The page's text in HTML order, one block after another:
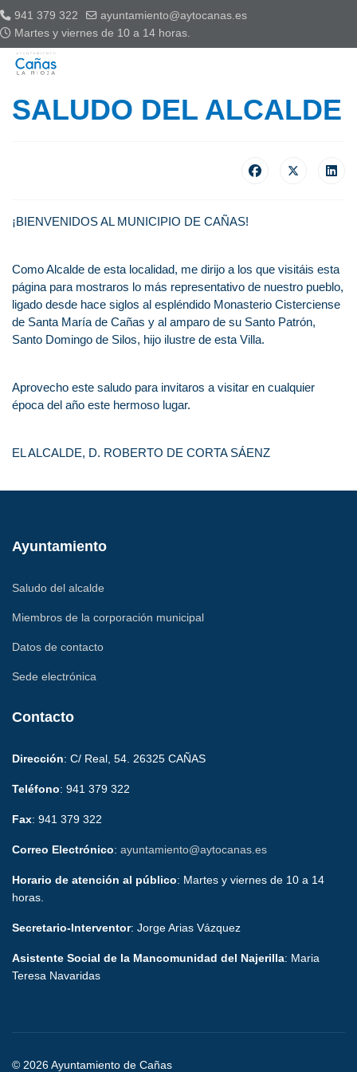
941 379 322
ayuntamiento@aytocanas.es
Martes y viernes de 10 a 14 horas.
SALUDO DEL ALCALDE
¡BIENVENIDOS AL MUNICIPIO DE CAÑAS!
Como Alcalde de esta localidad, me dirijo a los que visitáis esta
página para mostraros lo más representativo de nuestro pueblo,
ligado desde hace siglos al espléndido Monasterio Cisterciense
de Santa María de Cañas y al amparo de su Santo Patrón,
Santo Domingo de Silos, hijo ilustre de esta Villa.
Aprovecho este saludo para invitaros a visitar en cualquier
época del año este hermoso lugar.
EL ALCALDE, D. ROBERTO DE CORTA SÁENZ
Ayuntamiento
Saludo del alcalde
Miembros de la corporación municipal
Datos de contacto
Sede electrónica
Contacto
Dirección: C/ Real, 54. 26325 CAÑAS
Teléfono: 941 379 322
Fax: 941 379 322
Correo Electrónico: ayuntamiento@aytocanas.es
Horario de atención al público: Martes y viernes de 10 a 14
horas.
Secretario-Interventor: Jorge Arias Vázquez
Asistente Social de la Mancomunidad del Najerilla: Maria
Teresa Navaridas
© 2026 Ayuntamiento de Cañas